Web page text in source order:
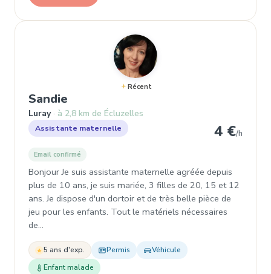
Récent
Sandie
Luray à 2,8 km de Écluzelles
Assistante maternelle 4 €/h
Email confirmé
Bonjour Je suis assistante maternelle agréée depuis
plus de 10 ans, je suis mariée, 3 filles de 20, 15 et 12
ans. Je dispose d'un dortoir et de très belle pièce de
jeu pour les enfants. Tout le matériels nécessaires
de…
5 ans d'exp. Permis
Véhicule
Enfant malade